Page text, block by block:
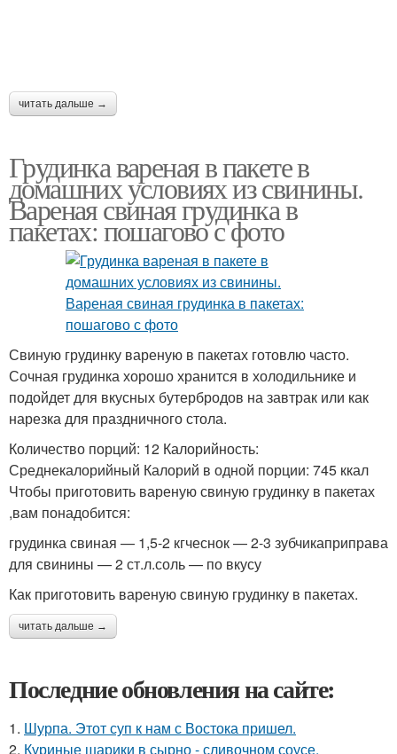
читать дальше →
Грудинка вареная в пакете в
домашних условиях из свинины.
Вареная свиная грудинка в
пакетах: пошагово с фото
Свиную грудинку вареную в пакетах готовлю часто.
Сочная грудинка хорошо хранится в холодильнике и
подойдет для вкусных бутербродов на завтрак или как
нарезка для праздничного стола.
Количество порций: 12 Калорийность:
Среднекалорийный Калорий в одной порции: 745 ккал
Чтобы приготовить вареную свиную грудинку в пакетах
,вам понадобится:
грудинка свиная — 1,5-2 кгчеснок — 2-3 зубчикаприправа
для свинины — 2 ст.л.соль — по вкусу
Как приготовить вареную свиную грудинку в пакетах.
читать дальше →
Последние обновления на сайте:
1. Шурпа. Этот суп к нам с Востока пришел.
2. Куриные шарики в сырно - сливочном соусе.